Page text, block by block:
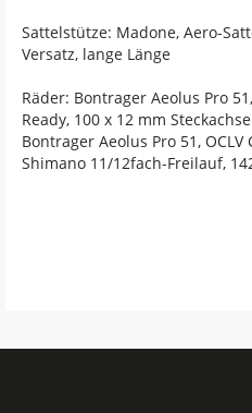
Sattelstütze: Madone, Aero-
Versatz, lange Länge
Räder: Bontrager Aeolus Pro
Ready, 100 x 12 mm Steckachse
Bontrager Aeolus Pro 51,
Shimano 11/12fach-Freilauf,